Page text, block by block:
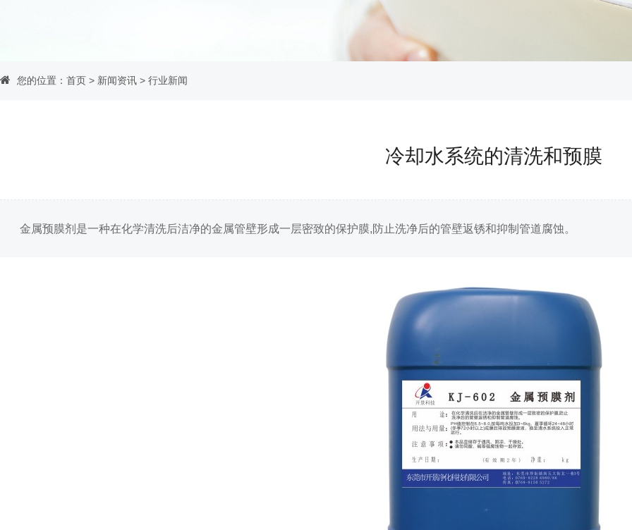
您的位置： 首页 > 新闻资讯 > 行业新闻
冷却水系统的清洗和预膜
金属预膜剂是一种在化学清洗后洁净的金属管壁形成一层密致的保护膜,防止洗净后的管壁返锈和抑制管道腐蚀。